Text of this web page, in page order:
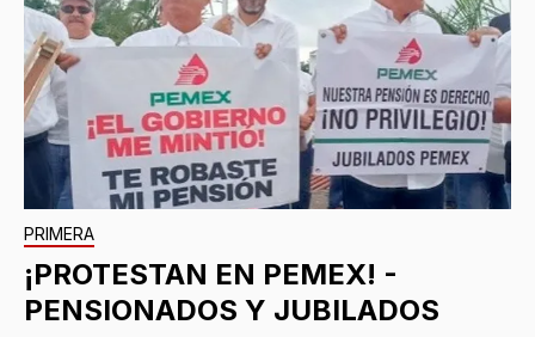
PRIMERA
¡PROTESTAN EN PEMEX! -
PENSIONADOS Y JUBILADOS